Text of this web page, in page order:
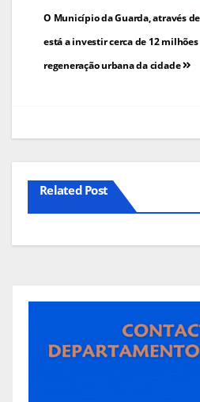
Navegação
de
artigos
O Município da Guarda, através
está a investir cerca de 12
regeneração urbana da cidade
Related Post